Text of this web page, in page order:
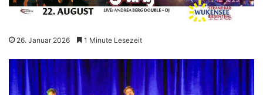
26. Januar 2026 1 Minute Lesezeit